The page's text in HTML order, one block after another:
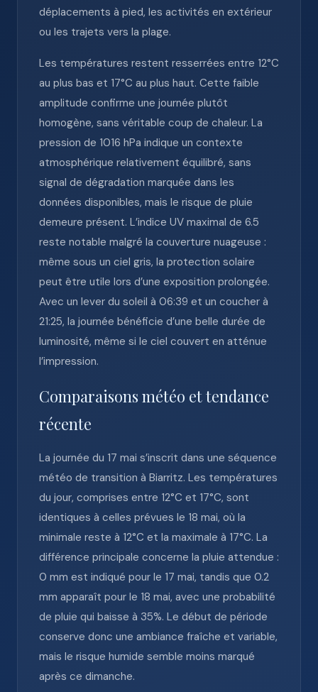
déplacements à pied, les activités en extérieur
ou les trajets vers la plage.
Les températures restent resserrées entre 12°C
au plus bas et 17°C au plus haut. Cette faible
amplitude confirme une journée plutôt
homogène, sans véritable coup de chaleur. La
pression de 1016 hPa indique un contexte
atmosphérique relativement équilibré, sans
signal de dégradation marquée dans les
données disponibles, mais le risque de pluie
demeure présent. L’indice UV maximal de 6.5
reste notable malgré la couverture nuageuse :
même sous un ciel gris, la protection solaire
peut être utile lors d’une exposition prolongée.
Avec un lever du soleil à 06:39 et un coucher à
21:25, la journée bénéficie d’une belle durée de
luminosité, même si le ciel couvert en atténue
l’impression.
Comparaisons météo et tendance
récente
La journée du 17 mai s’inscrit dans une séquence
météo de transition à Biarritz. Les températures
du jour, comprises entre 12°C et 17°C, sont
identiques à celles prévues le 18 mai, où la
minimale reste à 12°C et la maximale à 17°C. La
différence principale concerne la pluie attendue :
0 mm est indiqué pour le 17 mai, tandis que 0.2
mm apparaît pour le 18 mai, avec une probabilité
de pluie qui baisse à 35%. Le début de période
conserve donc une ambiance fraîche et variable,
mais le risque humide semble moins marqué
après ce dimanche.